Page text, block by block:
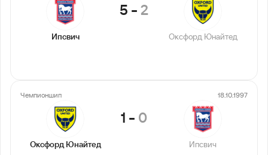
Ипсвич
5 -2
Оксфорд Юнайтед
Чемпионшип 18.10.1997
Оксфорд Юнайтед
1 - 0
Ипсвич